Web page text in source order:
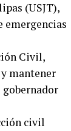
(USJT),
emergencias
Civil,
mantener
civil